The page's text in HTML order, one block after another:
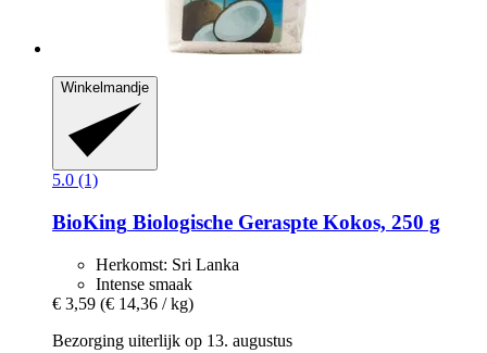
Winkelmandje
5.0 (1)
BioKing Biologische Geraspte Kokos, 250 g
Herkomst: Sri Lanka
Intense smaak
€ 3,59 (€ 14,36 / kg)
Bezorging uiterlijk op 13. augustus